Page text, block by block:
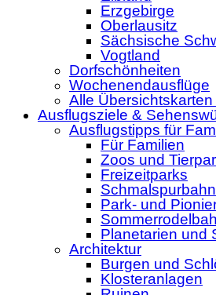
Erzgebirge
Oberlausitz
Sächsische
Vogtland
Dorfschönheiten
Wochenendausflüge
Alle
Ausflugsziele &
Ausflugstipps für
Für Familien
Zoos und
Freizeitparks
Park- und
Planetarien und
Architektur
Burgen und
Klosteranlagen